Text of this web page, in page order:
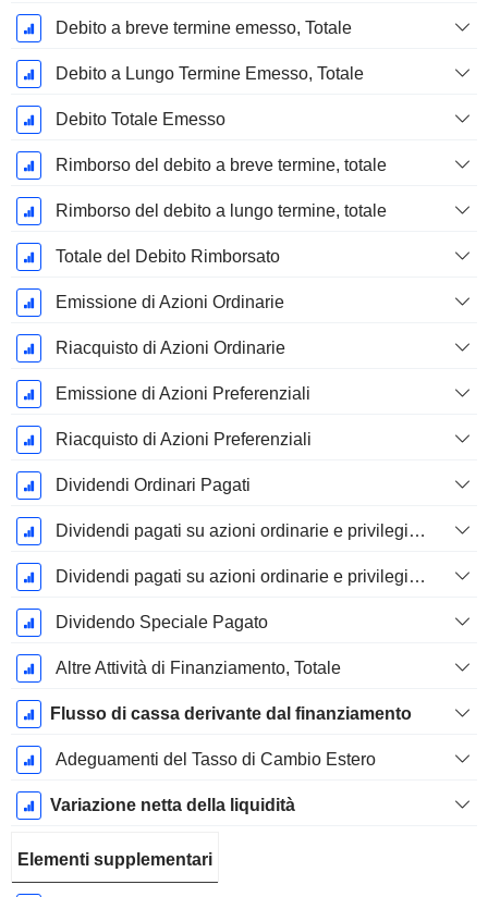
Debito a breve termine emesso, Totale
Debito a Lungo Termine Emesso, Totale
Debito Totale Emesso
Rimborso del debito a breve termine, totale
Rimborso del debito a lungo termine, totale
Totale del Debito Rimborsato
Emissione di Azioni Ordinarie
Riacquisto di Azioni Ordinarie
Emissione di Azioni Preferenziali
Riacquisto di Azioni Preferenziali
Dividendi Ordinari Pagati
Dividendi pagati su azioni ordinarie e privilegiate - (Specifico del modello)
Dividendi pagati su azioni ordinarie e privilegiate
Dividendo Speciale Pagato
Altre Attività di Finanziamento, Totale
Flusso di cassa derivante dal finanziamento
Adeguamenti del Tasso di Cambio Estero
Variazione netta della liquidità
Elementi supplementari